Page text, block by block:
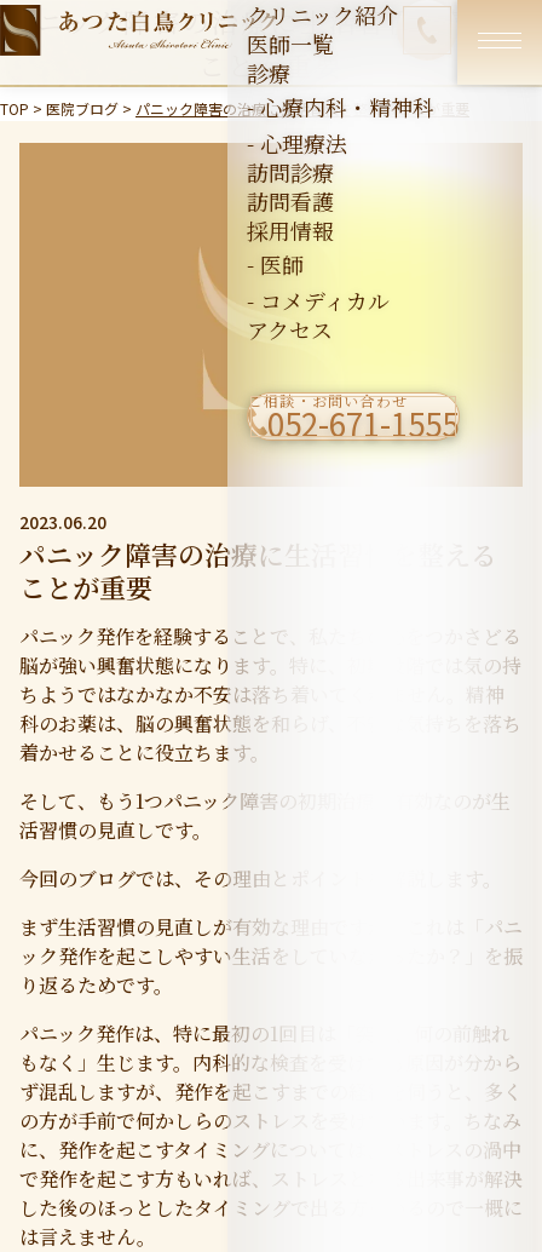
クリニック紹介
医師一覧
診療
- 心療内科・精神科
- 心理療法
訪問診療
訪問看護
採用情報
- 医師
- コメディカル
アクセス
ご相談・お問い合わせ
052-671-1555
パニック障害の治療に生活習慣を整える
ことが重要
TOP > 医院ブログ > パニック障害の治療に生活習慣を整えることが重要
2023.06.20
パニック障害の治療に生活習慣を整える
ことが重要
パニック発作を経験することで、私たちの心をつかさどる
脳が強い興奮状態になります。特に、初期段階では気の持
ちようではなかなか不安は落ち着いてくれません。精神
科のお薬は、脳の興奮状態を和らげ、不安な気持ちを落ち
着かせることに役立ちます。
そして、もう1つパニック障害の初期治療で有効なのが生
活習慣の見直しです。
今回のブログでは、その理由とポイントを解説します。
まず生活習慣の見直しが有効な理由ですが。これは「パニ
ック発作を起こしやすい生活をしていなかったか？」を振
り返るためです。
パニック発作は、特に最初の1回目は「突然、何の前触れ
もなく」生じます。内科的な検査を受けても原因が分から
ず混乱しますが、発作を起こすまでの経緯を伺うと、多く
の方が手前で何かしらのストレスを受けています。ちなみ
に、発作を起こすタイミングについては、ストレスの渦中
で発作を起こす方もいれば、ストレスとなる出来事が解決
した後のほっとしたタイミングで出る方もいるので一概に
は言えません。